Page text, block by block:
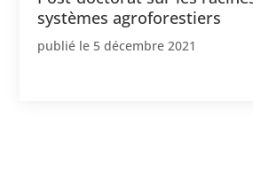
systèmes agroforestiers
publié le 5 décembre 2021